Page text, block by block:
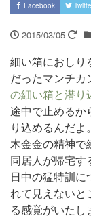
Facebook
2015/03/05
細い箱におしり
だったマンチカ
の細い箱と潜り
途中で止めるか
り込めるんだ
木金金の精神で
同居人が帰宅す
日中の猛特訓
れて見えないと
る感覚がいたし